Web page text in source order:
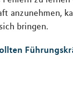
anzunehmen,
bringen.